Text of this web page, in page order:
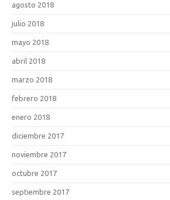
agosto 2018
julio 2018
mayo 2018
abril 2018
marzo 2018
febrero 2018
enero 2018
diciembre 2017
noviembre 2017
octubre 2017
septiembre 2017